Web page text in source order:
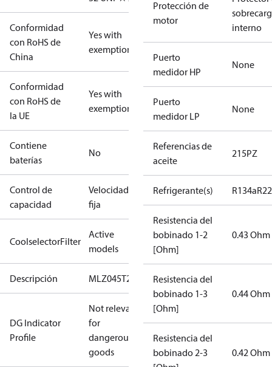
Conformidad
con RoHS de
China
Yes with
exemptions
Conformidad
con RoHS de
la UE
Yes with
exemptions
Contiene
baterías
No
Control de
capacidad
Velocidad
fija
CoolselectorFilter
Active
models
Descripción MLZ045T2C
DG Indicator
Profile
Not relevant
for
dangerous
goods
Protección de
motor
interno
Puerto
medidor HP
None
Puerto
medidor LP
None
Referencias de
aceite
215PZ
Refrigerante(s) R134aR22
Resistencia del
bobinado 1-2
[Ohm]
0.43 Ohm
Resistencia del
bobinado 1-3
[Ohm]
0.44 Ohm
Resistencia del
bobinado 2-3
0.42 Ohm